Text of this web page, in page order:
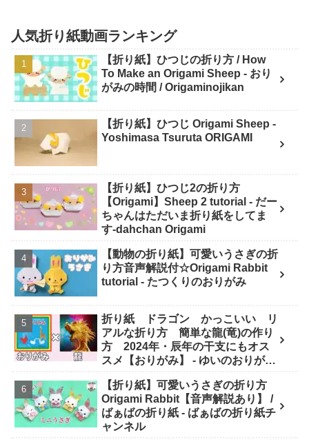
人気折り紙動画ランキング
【折り紙】ひつじの折り方 / How
To Make an Origami Sheep - おり
がみの時間 / Origaminojikan
【折り紙】ひつじ Origami Sheep -
Yoshimasa Tsuruta ORIGAMI
【折り紙】ひつじ2の折り方
【Origami】Sheep 2 tutorial - だー
ちゃんはただいま折り紙をしてま
す-dahchan Origami
【動物の折り紙】可愛いうさぎの折
り方音声解説付☆Origami Rabbit
tutorial - たつくりのおりがみ
折り紙 ドラゴン かっこいい リ
アルな折り方 簡単な龍(竜)の作り
方 2024年・辰年の干支にもオス
スメ【おりがみ】 - ゆいのおりがみ
【折り紙】可愛いうさぎの折り方
Origami Rabbit【音声解説あり】 /
ばぁばの折り紙 - ばぁばの折り紙チ
ャンネル